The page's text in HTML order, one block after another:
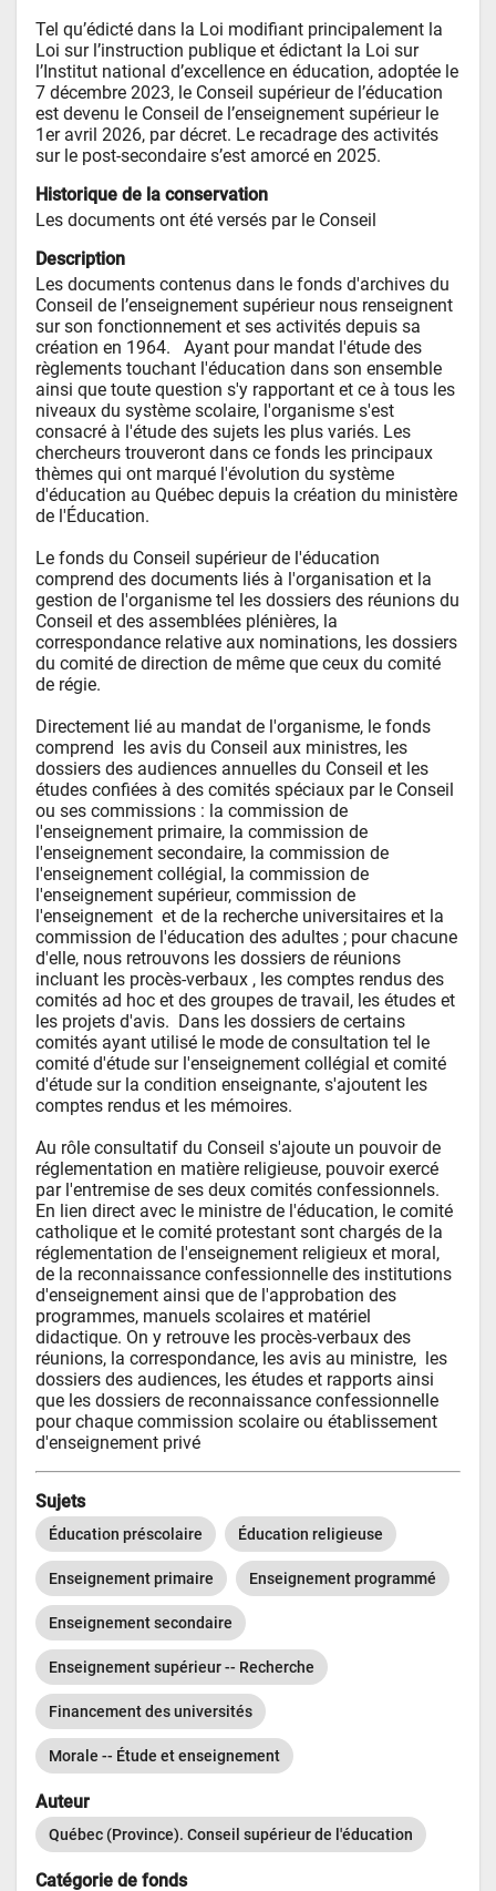
Tel qu’édicté dans la Loi modifiant principalement la
Loi sur l’instruction publique et édictant la Loi sur
l’Institut national d’excellence en éducation, adoptée le
7 décembre 2023, le Conseil supérieur de l’éducation
est devenu le Conseil de l’enseignement supérieur le
1er avril 2026, par décret. Le recadrage des activités
sur le post-secondaire s’est amorcé en 2025.
Historique de la conservation
Les documents ont été versés par le Conseil
Description
Les documents contenus dans le fonds d'archives du
Conseil de l’enseignement supérieur nous renseignent
sur son fonctionnement et ses activités depuis sa
création en 1964.   Ayant pour mandat l'étude des
règlements touchant l'éducation dans son ensemble
ainsi que toute question s'y rapportant et ce à tous les
niveaux du système scolaire, l'organisme s'est
consacré à l'étude des sujets les plus variés. Les
chercheurs trouveront dans ce fonds les principaux
thèmes qui ont marqué l'évolution du système
d'éducation au Québec depuis la création du ministère
de l'Éducation.
Le fonds du Conseil supérieur de l'éducation
comprend des documents liés à l'organisation et la
gestion de l'organisme tel les dossiers des réunions du
Conseil et des assemblées plénières, la
correspondance relative aux nominations, les dossiers
du comité de direction de même que ceux du comité
de régie.
Directement lié au mandat de l'organisme, le fonds
comprend  les avis du Conseil aux ministres, les
dossiers des audiences annuelles du Conseil et les
études confiées à des comités spéciaux par le Conseil
ou ses commissions : la commission de
l'enseignement primaire, la commission de
l'enseignement secondaire, la commission de
l'enseignement collégial, la commission de
l'enseignement supérieur, commission de
l'enseignement  et de la recherche universitaires et la
commission de l'éducation des adultes ; pour chacune
d'elle, nous retrouvons les dossiers de réunions
incluant les procès-verbaux , les comptes rendus des
comités ad hoc et des groupes de travail, les études et
les projets d'avis.  Dans les dossiers de certains
comités ayant utilisé le mode de consultation tel le
comité d'étude sur l'enseignement collégial et comité
d'étude sur la condition enseignante, s'ajoutent les
comptes rendus et les mémoires.
Au rôle consultatif du Conseil s'ajoute un pouvoir de
réglementation en matière religieuse, pouvoir exercé
par l'entremise de ses deux comités confessionnels.
En lien direct avec le ministre de l'éducation, le comité
catholique et le comité protestant sont chargés de la
réglementation de l'enseignement religieux et moral,
de la reconnaissance confessionnelle des institutions
d'enseignement ainsi que de l'approbation des
programmes, manuels scolaires et matériel
didactique. On y retrouve les procès-verbaux des
réunions, la correspondance, les avis au ministre,  les
dossiers des audiences, les études et rapports ainsi
que les dossiers de reconnaissance confessionnelle
pour chaque commission scolaire ou établissement
d'enseignement privé
Sujets
Éducation préscolaire Éducation religieuse
Enseignement primaire Enseignement programmé
Enseignement secondaire
Enseignement supérieur -- Recherche
Financement des universités
Morale -- Étude et enseignement
Auteur
Québec (Province). Conseil supérieur de l'éducation
Catégorie de fonds